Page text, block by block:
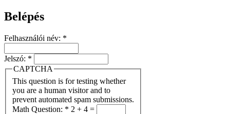
Belépés
Felhasználói név: *
Jelszó: *
CAPTCHA
This question is for testing whether
you are a human visitor and to
prevent automated spam submissions.
Math Question: * 2 + 4 =